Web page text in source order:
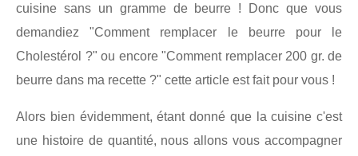
cuisine sans un gramme de beurre ! Donc que vous
demandiez "Comment remplacer le beurre pour le
Cholestérol ?" ou encore "Comment remplacer 200 gr. de
beurre dans ma recette ?" cette article est fait pour vous !
Alors bien évidemment, étant donné que la cuisine c'est
une histoire de quantité, nous allons vous accompagner